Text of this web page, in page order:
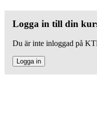
Logga in till din
Du är inte inloggad på
Logga in